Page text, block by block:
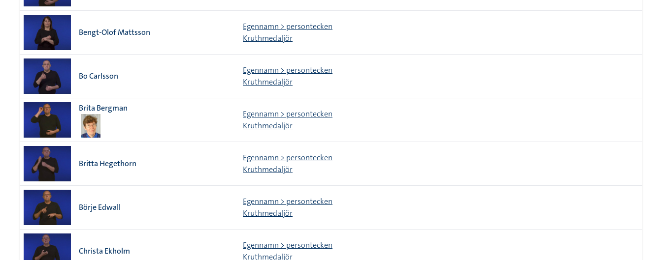
Bengt-Olof Mattsson
Egennamn > persontecken
Kruthmedaljör
Bo Carlsson
Egennamn > persontecken
Kruthmedaljör
Brita Bergman
Egennamn > persontecken
Kruthmedaljör
Britta Hegethorn
Egennamn > persontecken
Kruthmedaljör
Börje Edwall
Egennamn > persontecken
Kruthmedaljör
Christa Ekholm
Egennamn > persontecken
Kruthmedaljör